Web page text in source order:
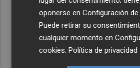
oponerse enConfiguración
Puede retirar su
cualquier momento en
cookies.Política de privacidad